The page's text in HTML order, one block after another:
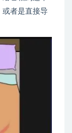
或者是直接导